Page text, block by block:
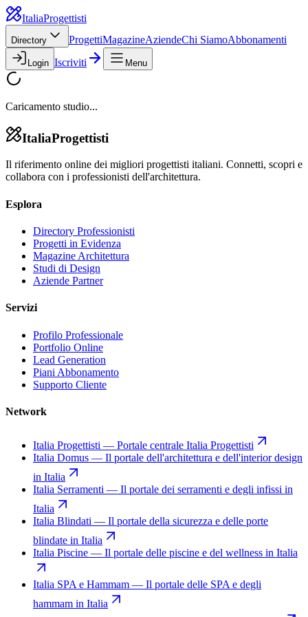
ItaliaProgettisti
Directory ProgettiMagazineAziendeChi SiamoAbbonamenti
Login Iscriviti Menu
Caricamento studio...
ItaliaProgettisti
Il riferimento online dei migliori progettisti italiani. Connetti, scopri e
collabora con i professionisti dell'architettura.
Esplora
Directory Professionisti
Progetti in Evidenza
Magazine Architettura
Studi di Design
Aziende Partner
Servizi
Profilo Professionale
Portfolio Online
Lead Generation
Piani Abbonamento
Supporto Cliente
Network
Italia Progettisti — Portale centrale Italia Progettisti
Italia Domus — Il portale dell'architettura e dell'interior design
in Italia
Italia Serramenti — Il portale dei serramenti e degli infissi in
Italia
Italia Blindati — Il portale della sicurezza e delle porte
blindate in Italia
Italia Piscine — Il portale delle piscine e del wellness in Italia
Italia SPA e Hammam — Il portale delle SPA e degli
hammam in Italia